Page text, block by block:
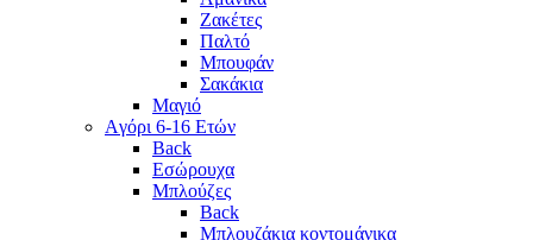
Ζακέτες
Παλτό
Μπουφάν
Σακάκια
Μαγιό
Aγόρι 6-16 Ετών
Back
Eσώρουχα
Μπλούζες
Back
Μπλουζάκια κοντομάνικα